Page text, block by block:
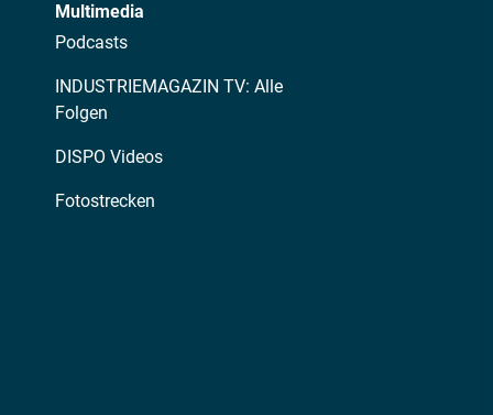
Multimedia
Podcasts
INDUSTRIEMAGAZIN TV: Alle
Folgen
DISPO Videos
Fotostrecken